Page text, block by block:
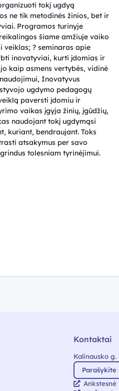
tokį ugdyą
ne tik metodinės žinios, bet ir
Programos turinyje
šiame amžiuje vaiko
? seminaras apie
inovatyviai, kurti įdomias ir
kaip asmens vertybės, vidinė
Inovatyvus
ugdymo pedagogų
paversti įdomiu ir
vaikas įgyja žinių, įgūdžių,
naudojant tokį ugdymąsi
kuriant, bendraujant. Toks
atsakymus per savo
tolesniam tyrinėjimui.
Kontaktai
Kalinausko g.
Parašykite
Ankstesnė